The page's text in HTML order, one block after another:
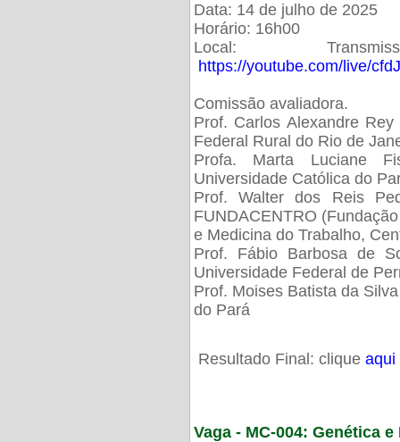
Data: 14 de julho de 2025
Horário: 16h00
Local:
https://youtube.com/live/
Comissão avaliadora.
Prof. Carlos Alexandre
Federal Rural do Rio de
Profa. Marta Luciane
Universidade Católica do
Prof. Walter dos Reis
FUNDACENTRO
e Medicina do Trabalho,
Prof. Fábio Barbosa de
Universidade Federal de
Prof. Moises Batista da
do Pará
Resultado Final: clique aqui
Vaga - MC-004: Genética